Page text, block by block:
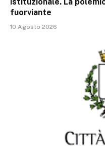
istituzionale. La
fuorviante
10 Agosto 2026